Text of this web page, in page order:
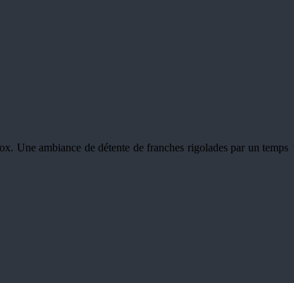
Une ambiance de détente de franches rigolades par un temps